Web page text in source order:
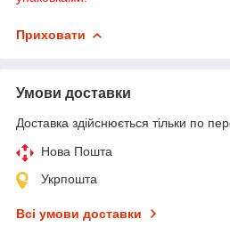
Приховати
Умови доставки
Доставка здійснюється тільки по
Нова Пошта
Укрпошта
Всі умови доставки